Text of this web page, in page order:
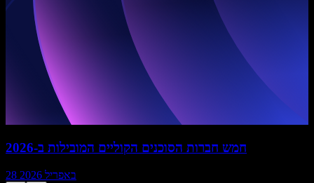
חמש חברות הסוכנים הקוליים המובילות ב-2026
28 באפריל 2026